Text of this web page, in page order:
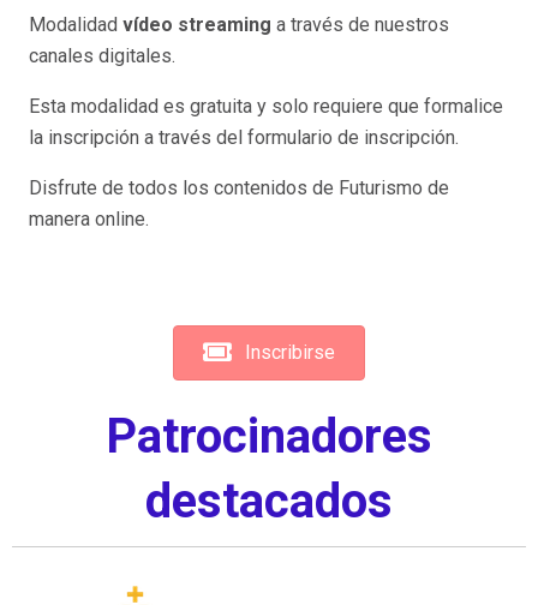
Modalidad vídeo streaming a través de nuestros
canales digitales.
Esta modalidad es gratuita y solo requiere que formalice
la inscripción a través del formulario de inscripción.
Disfrute de todos los contenidos de Futurismo de
manera online.
Inscribirse
Patrocinadores
destacados